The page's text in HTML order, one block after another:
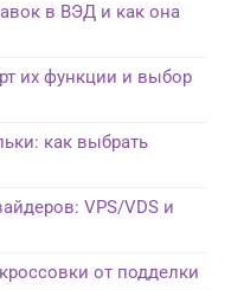
в ВЭД и как она
их функции и выбор
как выбрать
VPS/VDS и
от подделки